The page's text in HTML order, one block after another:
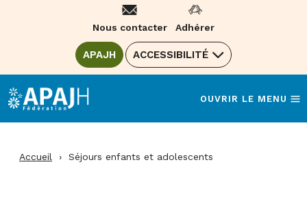
Nous contacter Adhérer
ALLER SUR LE SITE DE LA FÉDÉRATION
APAJH (OUVRE UNE NOUVELLE FENÊTRE)
ACCESSIBILITÉ
OUVRIR LE MENU
Accueil › Séjours enfants et adolescents